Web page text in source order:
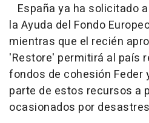
España ya ha solicitado
la Ayuda del Fondo
mientras que el recién
'Restore' permitirá al país
fondos de cohesión Feder
parte de estos recursos a
ocasionados por